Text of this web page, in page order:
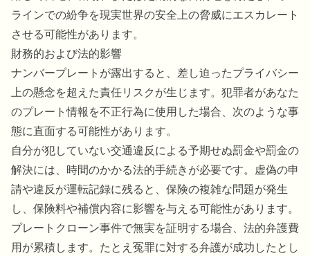
ラインでの紛争を現実世界の安全上の脅威にエスカレート
させる可能性があります。
財務的および法的影響
ナンバープレートが露出すると、差し迫ったプライバシー
上の懸念を超えた責任リスクが生じます。犯罪者があなた
のプレート情報を不正行為に使用した場合、次のような事
態に直面する可能性があります。
自分が犯していない交通違反による予期せぬ罰金や罰金の
解決には、時間のかかる法的手続きが必要です。虚偽の申
請や違反が運転記録に残ると、保険の複雑な問題が発生
し、保険料や補償内容に影響を与える可能性があります。
プレートクローン事件で無実を証明する場合、法的弁護費
用が累積します。たとえ冤罪に対する弁護が成功したとし